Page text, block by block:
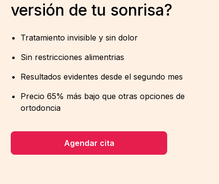
versión de tu sonrisa?
Tratamiento invisible y sin dolor
Sin restricciones alimentrias
Resultados evidentes desde el segundo mes
Precio 65% más bajo que otras opciones de
ortodoncia
Agendar cita